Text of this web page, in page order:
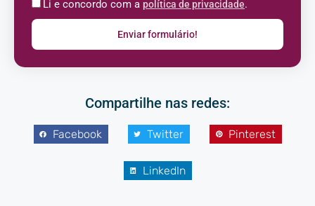
Li e concordo com a política de privacidade.
Enviar formulário!
Compartilhe nas redes:
Facebook Twitter Pinterest
LinkedIn